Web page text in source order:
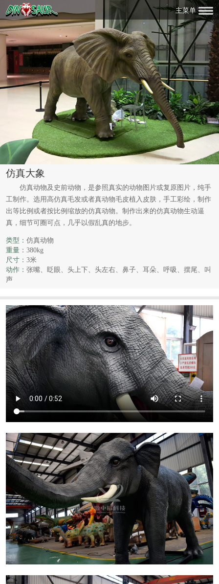
主菜单
仿真大象
仿真动物及史前动物，是参照真实的动物图片或复原图片，纯手
工制作。选用高仿真毛发或者真动物毛皮植入皮肤，手工彩绘，制作
出等比例或者按比例缩放的仿真动物。制作出来的仿真动物生动逼
真，细节可圈可点，几乎以假乱真的地步。
类型： 仿真动物
重量： 380kg
尺寸： 3米
动作： 张嘴、眨眼、头上下、头左右、鼻子、耳朵、呼吸、摆尾、叫
声